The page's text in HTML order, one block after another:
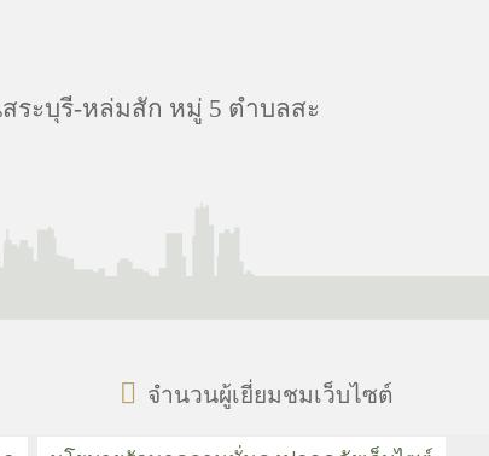
ระบุรี-หล่มสัก หมู่ 5 ตำบลสะ
จำนวนผู้เยี่ยมชมเว็บไซต์